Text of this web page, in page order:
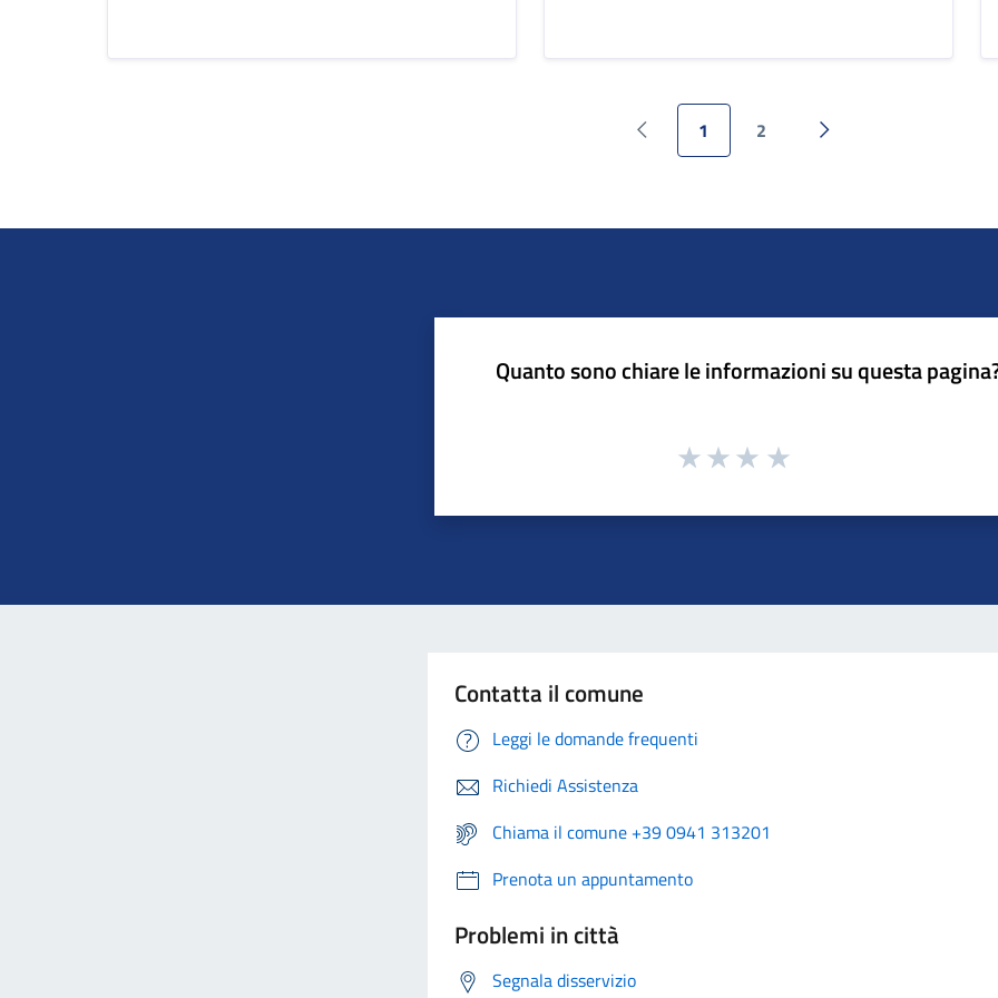
Pagina precedente
1 2
Pagina successiva
Quanto sono chiare le informazioni su questa
Contatta il comune
Leggi le domande frequenti
Richiedi Assistenza
Chiama il comune +39 0941 313201
Prenota un appuntamento
Problemi in città
Segnala disservizio